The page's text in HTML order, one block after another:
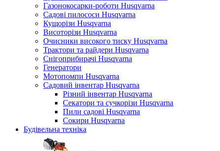
Газонокосарки-роботи Husqvarna
Садові пилососи Husqvarna
Кущорізи Husqvarna
Висоторізи Husqvarna
Очисники високого тиску Husqvarna
Трактори та райдери Husqvarna
Снігоприбирачі Husqvarna
Генератори
Мотопомпи Husqvarna
Садовий інвентар Husqvarna
Різний інвентар Husqvarna
Секатори та сучкорізи Husqvarna
Пили садові Husqvarna
Сокири Husqvarna
Будівельна техніка